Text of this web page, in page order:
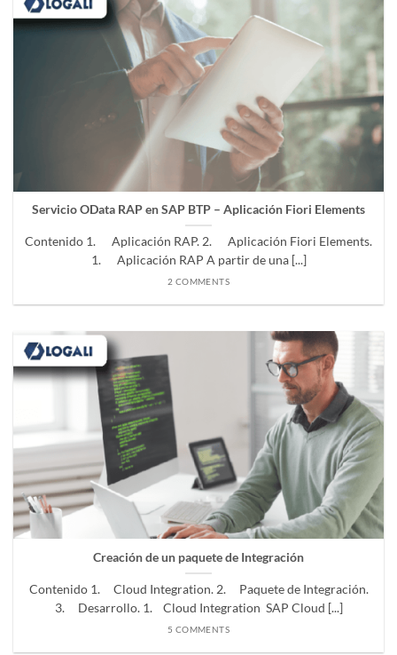
Servicio OData RAP en SAP BTP – Aplicación Fiori Elements
Contenido 1. Aplicación RAP. 2. Aplicación Fiori Elements.
1. Aplicación RAP A partir de una [...]
2 COMMENTS
Creación de un paquete de Integración
Contenido 1. Cloud Integration. 2. Paquete de Integración.
3. Desarrollo. 1. Cloud Integration SAP Cloud [...]
5 COMMENTS